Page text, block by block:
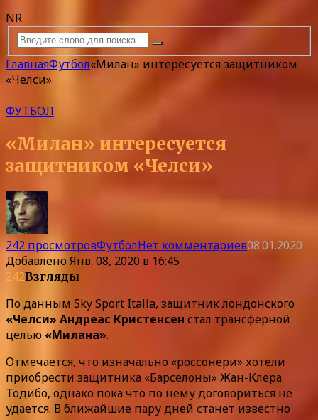
NR
ГлавнаяФутбол«Милан» интересуется защитником
«Челси»
ФУТБОЛ
«Милан» интересуется
защитником «Челси»
242 просмотровФутболНет комментариев08.01.2020
ДобавленоЯнв. 08, 2020 в 16:45
242Взгляды
По данным Sky Sport Italia, защитник лондонского
«Челси» Андреас Кристенсен стал трансферной
целью «Милана».
Отмечается, что изначально «россонери» хотели
приобрести защитника «Барселоны» Жан-Клера
Тодибо, однако пока что по нему договориться не
удается. В ближайшие пару дней станет известно